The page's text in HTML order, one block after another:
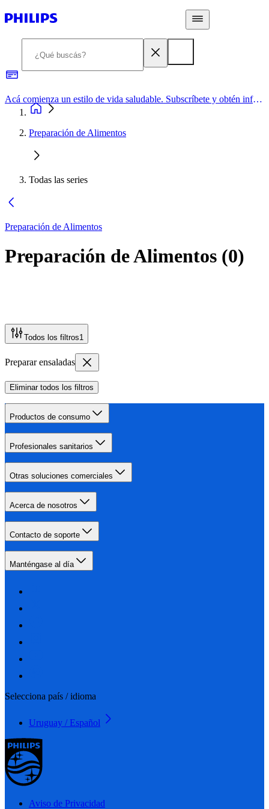
Acá comienza un estilo de vida saludable. Subscríbete y obtén información de primera mano
Preparación de Alimentos
Todas las series
Preparación de Alimentos
Preparación de Alimentos (0)
Todos los filtros1
Preparar ensaladas
Eliminar todos los filtros
Productos de consumo
Profesionales sanitarios
Otras soluciones comerciales
Acerca de nosotros
Contacto de soporte
Manténgase al día
Selecciona país / idioma
Uruguay / Español
Aviso de Privacidad